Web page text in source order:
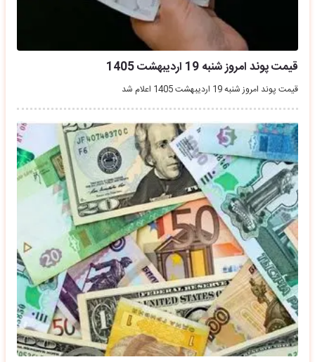
قیمت پوند امروز شنبه 19 اردیبهشت 1405
قیمت پوند امروز شنبه 19 اردیبهشت 1405 اعلام شد